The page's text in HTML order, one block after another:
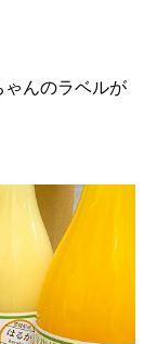
んのラベルが